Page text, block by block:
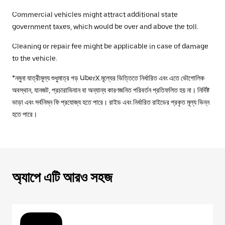
Commercial vehicles might attract additional state
government taxes, which would be over and above the toll.
Cleaning or repair fee might be applicable in case of damage
to the vehicle.
*নমুনা যাত্রীমূল্য শুধুমাত্র গড় UberX মূল্যের ভিত্তিতে নির্ধারিত এবং এতে ভৌগোলিক
অবস্থান, যানজট, প্রচারাভিযান বা অন্যান্য কারণজনিত পরিবর্তন প্রতিফলিত হয় না। নির্দিষ্ট
ভাড়া এবং সর্বনিম্ন ফি প্রযোজ্য হতে পারে। রাইড এবং নির্ধারিত রাইডের প্রকৃত মূল্য ভিন্ন
হতে পারে।
অ্যাপে এটি আরও সহজ